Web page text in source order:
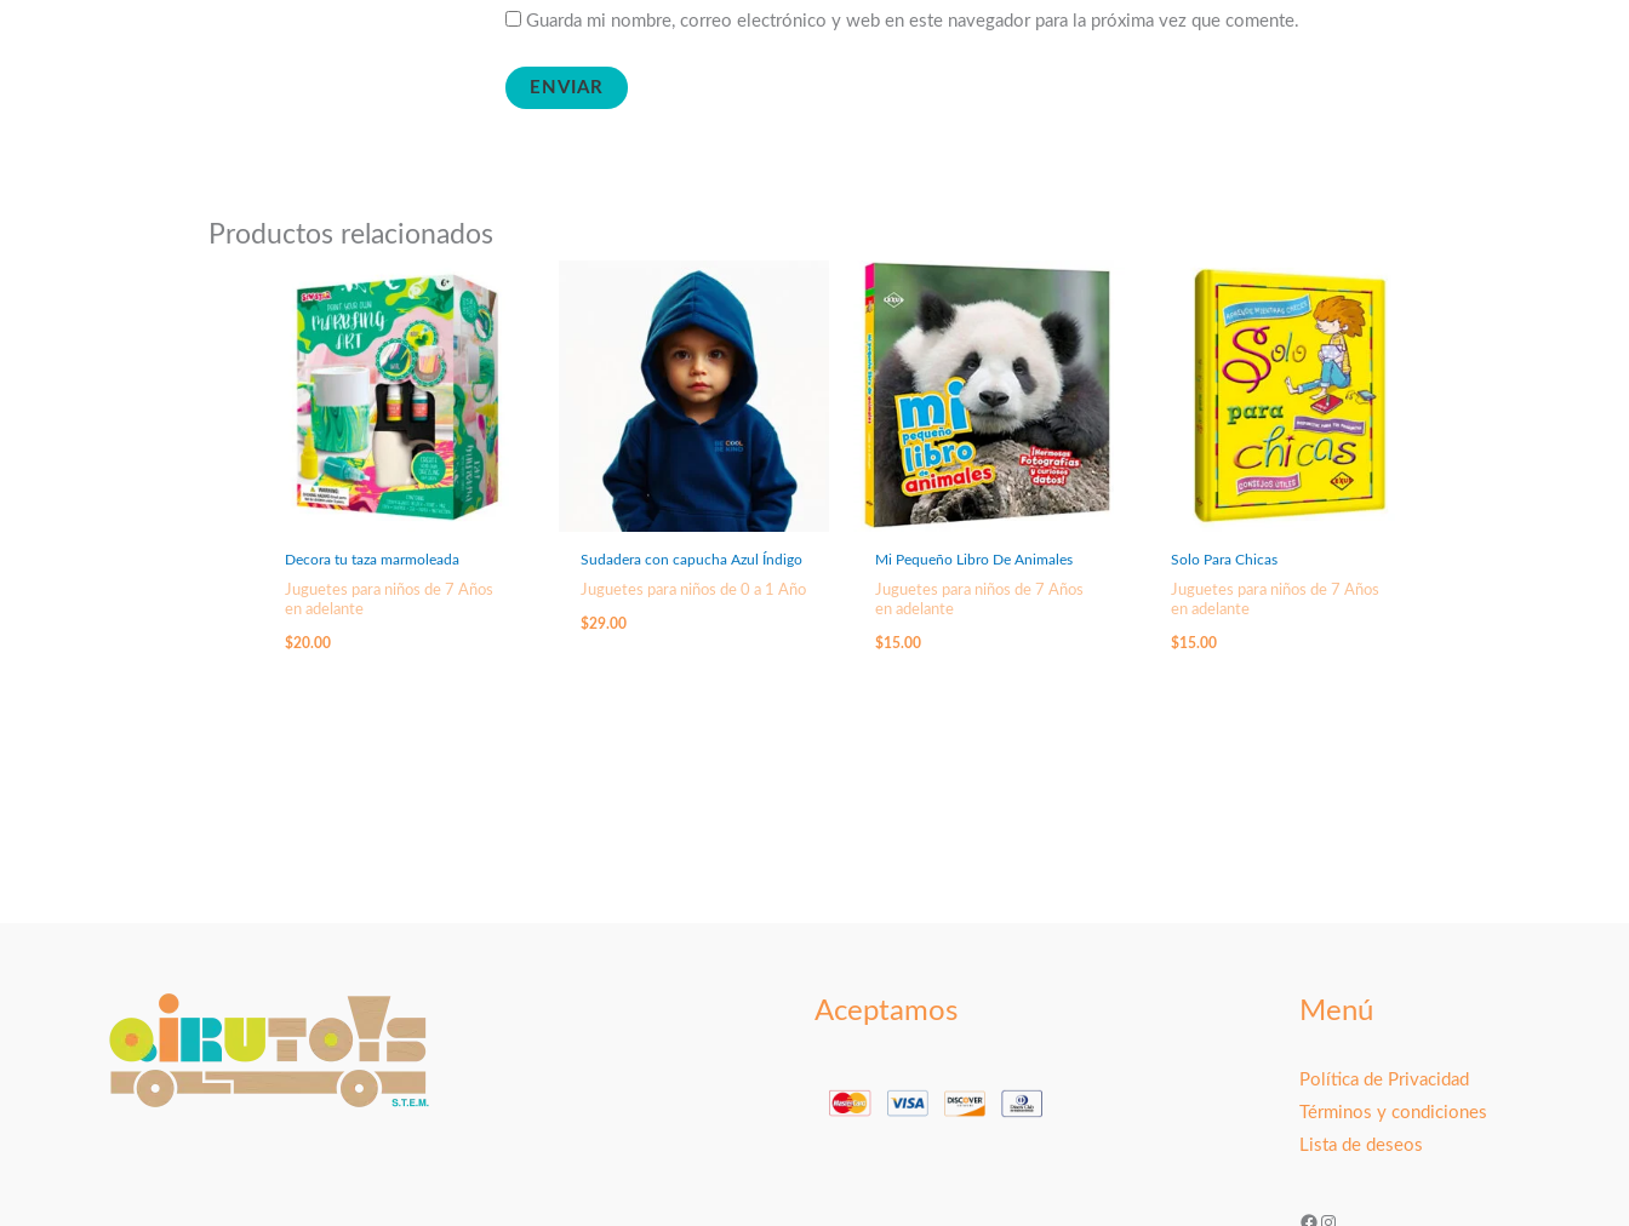
Guarda mi nombre, correo electrónico y web en este navegador para la próxima vez que comente.
Productos relacionados
Decora tu taza marmoleada
Juguetes para niños de 7 Años
en adelante
$20.00
Sudadera con capucha Azul Índigo
Juguetes para niños de 0 a 1 Año
$29.00
Mi Pequeño Libro De Animales
Juguetes para niños de 7 Años
en adelante
$15.00
Solo Para Chicas
Juguetes para niños de 7 Años
en adelante
$15.00
Aceptamos Menú
Política de Privacidad
Términos y condiciones
Lista de deseos
Facebook
Instagram